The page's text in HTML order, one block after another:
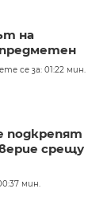
на
се за: 01:22 мин.
подкрепят
срещу
мин.